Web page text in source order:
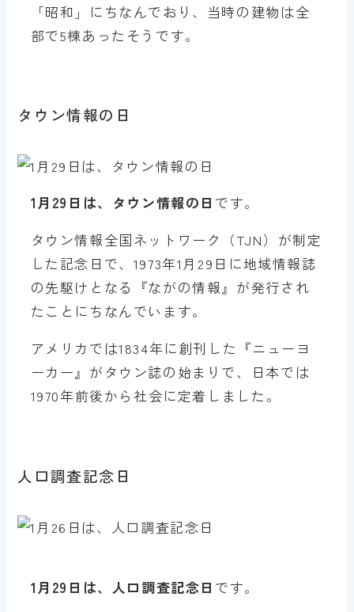
「昭和」にちなんでおり、当時の建物は全
部で5棟あったそうです。
タウン情報の日
1月29日は、タウン情報の日 です。
タウン情報全国ネットワーク（TJN）が制定
した記念日で、1973年1月29日に地域情報誌
の先駆けとなる『ながの情報』が発行され
たことにちなんでいます。
アメリカでは1834年に創刊した『ニューヨ
ーカー』がタウン誌の始まりで、日本では
1970年前後から社会に定着しました。
人口調査記念日
1月29日は、人口調査記念日 です。